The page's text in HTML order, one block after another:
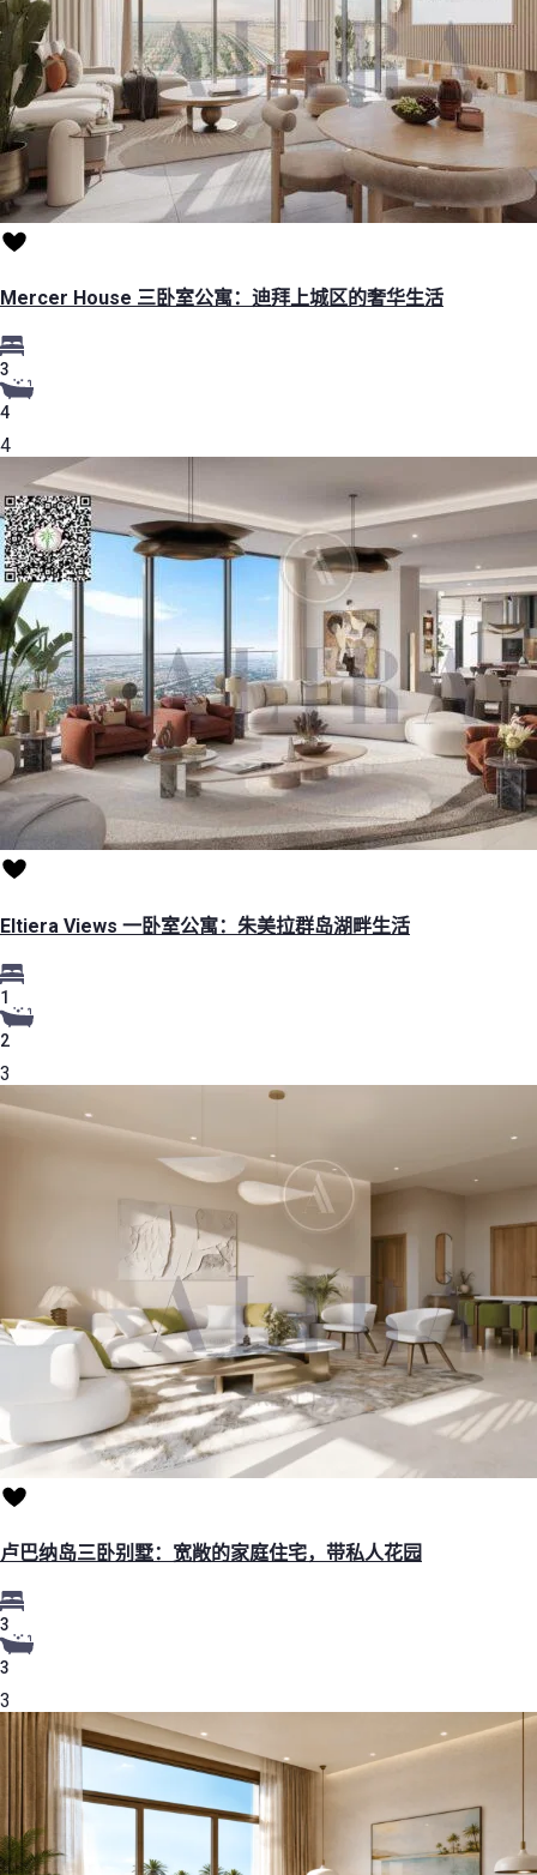
Mercer House 三卧室公寓：迪拜上城区的奢华生活
3
4
4
Eltiera Views 一卧室公寓：朱美拉群岛湖畔生活
1
2
3
卢巴纳岛三卧别墅：宽敞的家庭住宅，带私人花园
3
3
3